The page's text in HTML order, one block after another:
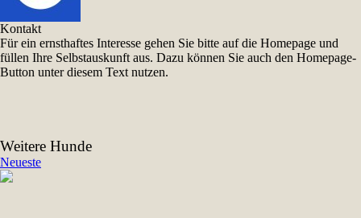
Kontakt
Für ein ernsthaftes Interesse gehen Sie bitte auf die Homepage und
füllen Ihre Selbstauskunft aus. Dazu können Sie auch den Homepage-
Button unter diesem Text nutzen.
Weitere Hunde
Neueste